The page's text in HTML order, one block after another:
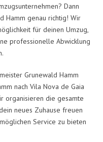
Dann
Hamm genau richtig! Wir
für deinen Umzug,
professionelle Abwicklung
Grunewald Hamm
nach Vila Nova de Gaia
organisieren die gesamte
neues Zuhause freuen
Service zu bieten